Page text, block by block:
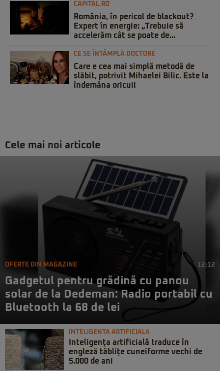
CAPITAL.RO
România, în pericol de blackout?
Expert în energie: „Trebuie să
accelerăm cât se poate de...
CE SE ÎNTÂMPLĂ DOCTORE
Care e cea mai simplă metodă de
slăbit, potrivit Mihaelei Bilic. Este la
îndemâna oricui!
Cele mai noi articole
OFERTE DIN MAGAZINE 12:12
Gadgetul pentru grădină cu panou
solar de la Dedeman: Radio portabil cu
Bluetooth la 68 de lei
INTELIGENTA ARTIFICIALA
Inteligența artificială traduce în
engleză tăblițe cuneiforme vechi de
5.000 de ani